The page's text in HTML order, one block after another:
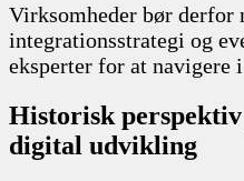
Virksomheder bør derfor
integrationsstrategi og
eksperter for at navigere
Historisk
digital udvikling